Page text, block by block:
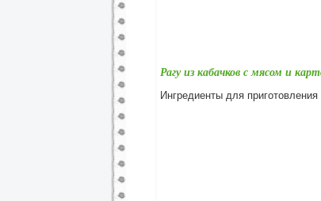
Рагу из кабачков с мясом и
Ингредиенты для